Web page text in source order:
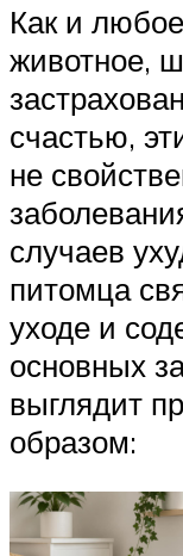
Как и
животное,
счастью,
не
случаев
питомца
уходе и
основных
выглядит
образом: